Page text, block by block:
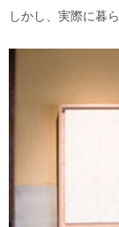
しかし、実際に暮